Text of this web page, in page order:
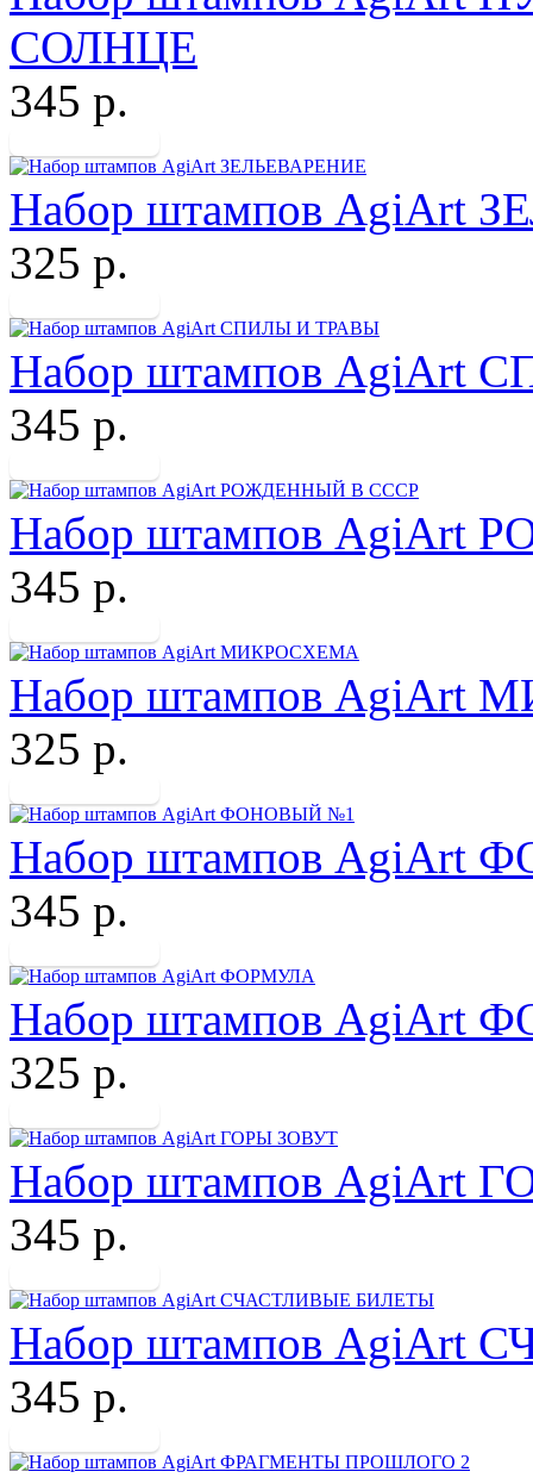
СОЛНЦЕ
345 р.
Набор штампов AgiArt
325 р.
Набор штампов AgiArt
345 р.
Набор штампов
345 р.
Набор штампов AgiArt
325 р.
Набор штампов AgiArt
345 р.
Набор штампов AgiArt
325 р.
Набор штампов AgiArt
345 р.
Набор штампов
345 р.